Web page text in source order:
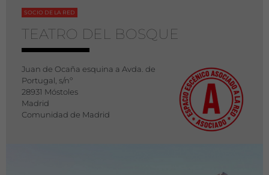
SOCIO DE LA RED
TEATRO DEL BOSQUE
Juan de Ocaña esquina a Avda. de
Portugal, s/nº
28931 Móstoles
Madrid
Comunidad de Madrid